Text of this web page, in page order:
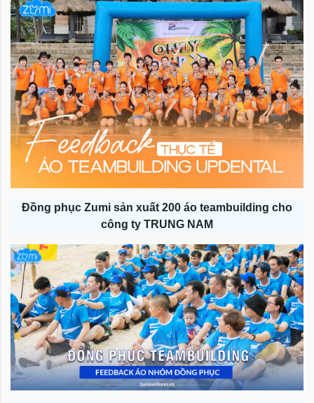
Đồng phục Zumi sản xuất 200 áo teambuilding cho
công ty TRUNG NAM